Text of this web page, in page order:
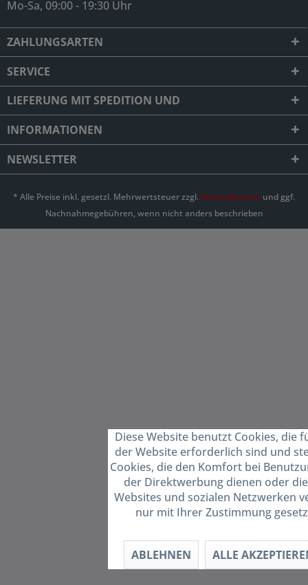
Mo-Sa, 09:00 - 19:30 Uhr
ZAHLUNGSARTEN
SERVICE
LIEFERUNG MIT SPEDITION UND
INFORMATIONEN
NEWSLETTER
* Alle Preise inkl. gesetzl. Mehrwertsteuer zzgl. Versandkosten und ggf.
Nachnahmegebühren, wenn nicht anders beschrieben
Diese Website benutzt Cookies, die
der Website erforderlich sind und
Cookies, die den Komfort bei
der Direktwerbung dienen oder
Websites und sozialen Netzwerken
nur mit Ihrer Zustimmung
ABLEHNEN ALLE